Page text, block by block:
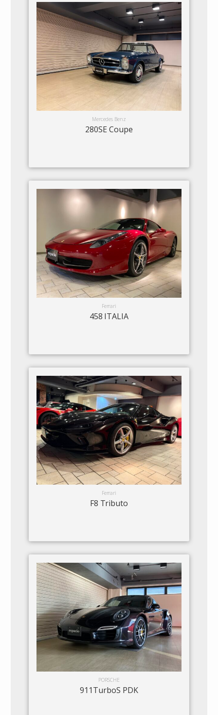
Mercedes Benz
280SE Coupe
Ferrari
458 ITALIA
Ferrari
F8 Tributo
PORSCHE
911TurboS PDK